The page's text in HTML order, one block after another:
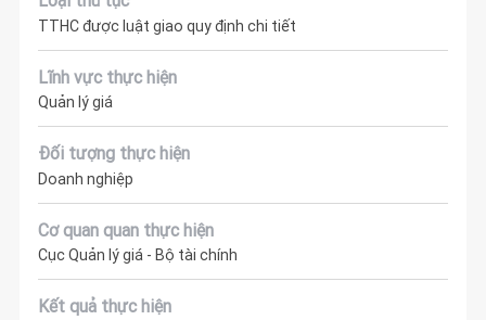
TTHC được luật giao quy định chi tiết
Lĩnh vực thực hiện
Quản lý giá
Đối tượng thực hiện
Doanh nghiệp
Cơ quan quan thực hiện
Cục Quản lý giá - Bộ tài chính
Kết quả thực hiện